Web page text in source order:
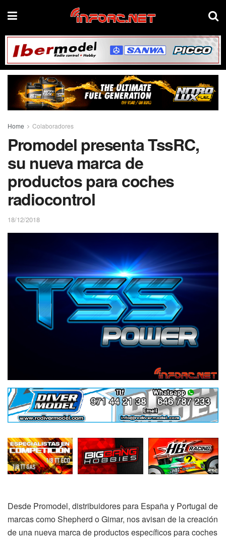
Home Colaboradores
Promodel presenta TssRC,
su nueva marca de
productos para coches
radiocontrol
18/12/2018
Desde Promodel, distribuidores para España y Portugal de
marcas como Shepherd o Gimar, nos avisan de la creación
de una nueva marca de productos específicos para coches